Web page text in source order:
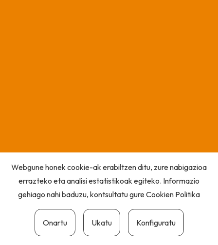
Webgune honek cookie-ak erabiltzen ditu, zure nabigazioa
errazteko eta analisi estatistikoak egiteko. Informazio
gehiago nahi baduzu, kontsultatu gureCookien Politika
Onartu Ukatu Konfiguratu